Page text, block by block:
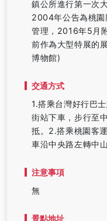
鎮公所進行第一次
2004年公告為桃
管理，2016年5月
前作為大型特展的
博物館)
交通方式
1.搭乘台灣好行巴
街站下車，步行至
抵。2.搭乘桃園客
車沿中央路左轉中
注意事項
無
景點地址